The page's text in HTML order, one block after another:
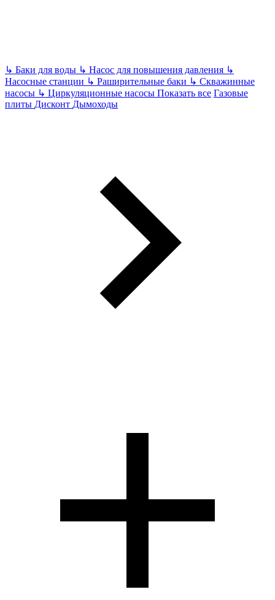
↳ Баки для воды ↳ Насос для повышения давления ↳
Насосные станции ↳ Раширительные баки ↳ Скважинные
насосы ↳ Циркуляционные насосы Показать все Газовые
плиты Дисконт Дымоходы